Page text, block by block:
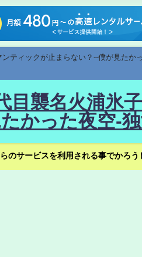
ティックが止まらない？--僕が見た
襲名火浦氷
かった夜空-
のサービスを利用される事でかろ